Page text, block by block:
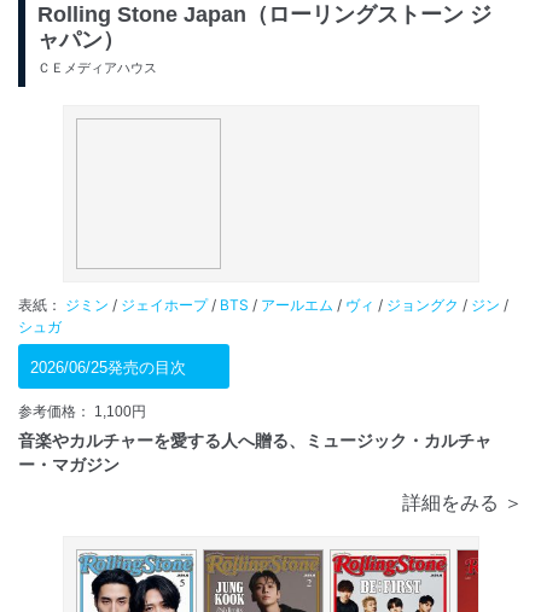
Rolling Stone Japan（ローリングストーン ジ
ャパン）
ＣＥメディアハウス
表紙： ジミン / ジェイホープ / BTS / アールエム / ヴィ / ジョングク / ジン /
シュガ
2026/06/25発売の目次
参考価格： 1,100円
音楽やカルチャーを愛する人へ贈る、ミュージック・カルチャ
ー・マガジン
詳細をみる ＞